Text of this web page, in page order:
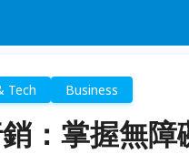
Tech Business
：掌握無